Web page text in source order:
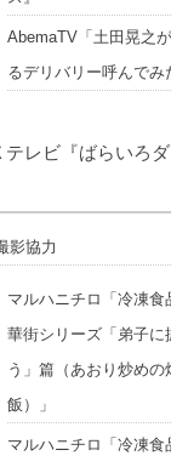
AbemaTV「土田晃之
るデリバリー呼んでみ
テレビ『ばらいろ
影協力
マルハニチロ「冷凍
華街シリーズ「弟子に
う」篇（あおり炒めの
飯）」
マルハニチロ「冷凍